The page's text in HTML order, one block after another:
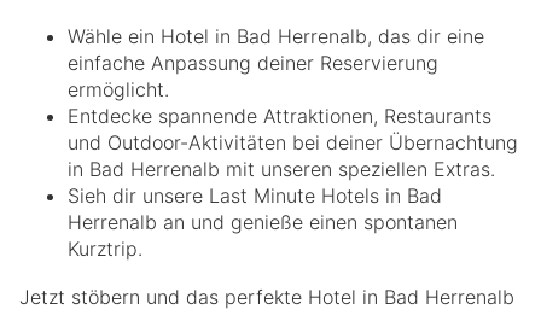
Wähle ein Hotel in Bad Herrenalb, das dir eine
einfache Anpassung deiner Reservierung
ermöglicht.
Entdecke spannende Attraktionen, Restaurants
und Outdoor-Aktivitäten bei deiner Übernachtung
in Bad Herrenalb mit unseren speziellen Extras.
Sieh dir unsere Last Minute Hotels in Bad
Herrenalb an und genieße einen spontanen
Kurztrip.
Jetzt stöbern und das perfekte Hotel in Bad Herrenalb